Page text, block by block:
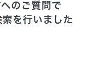
のご質問で
を行いました